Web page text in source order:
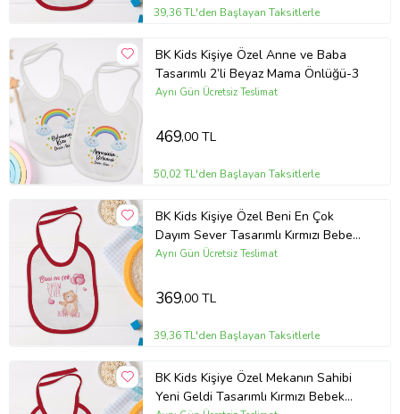
39,36 TL'den Başlayan Taksitlerle
BK Kids Kişiye Özel Anne ve Baba
Tasarımlı 2’li Beyaz Mama Önlüğü-3
Aynı Gün Ücretsiz Teslimat
469,00 TL
50,02 TL'den Başlayan Taksitlerle
BK Kids Kişiye Özel Beni En Çok
Dayım Sever Tasarımlı Kırmızı Bebek
Mama Önlüğü-1
Aynı Gün Ücretsiz Teslimat
369,00 TL
39,36 TL'den Başlayan Taksitlerle
BK Kids Kişiye Özel Mekanın Sahibi
Yeni Geldi Tasarımlı Kırmızı Bebek